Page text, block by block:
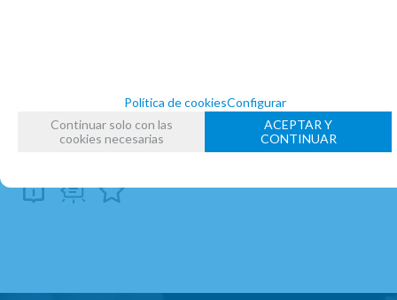
FECHA DE LANZAMIENTO
Miércoles, 29 Mayo 2013
Política de cookiesConfigurar
Continuar solo con las
cookies necesarias
ACEPTAR Y
CONTINUAR